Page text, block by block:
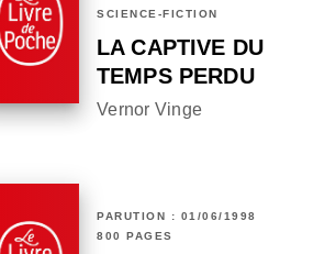
SCIENCE-FICTION
LA CAPTIVE DU
TEMPS PERDU
Vernor Vinge
PARUTION : 01/06/1998
800 PAGES